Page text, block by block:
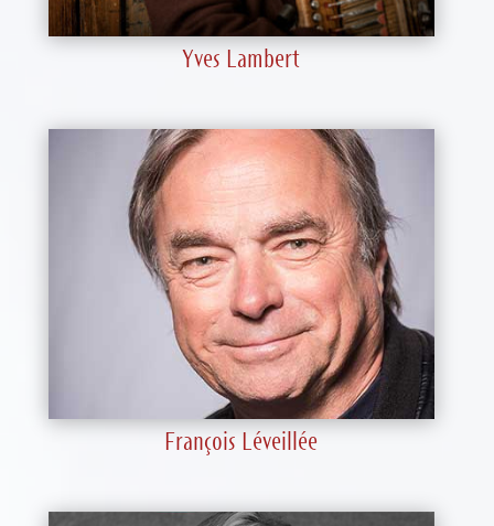
Yves Lambert
François Léveillée